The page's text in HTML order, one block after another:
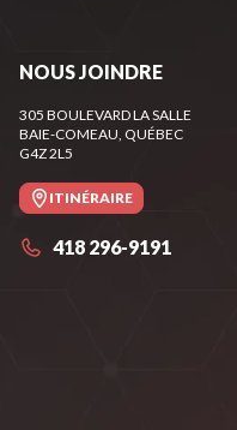
NOUS JOINDRE
305 BOULEVARD LA SALLE
BAIE-COMEAU, QUÉBEC
G4Z 2L5
ITINÉRAIRE
418 296-9191